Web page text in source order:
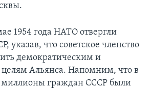
1954 года НАТО отвергли
указав, что советское членство
демократическим и
Альянса. Напомним, что в
миллионы граждан СССР были